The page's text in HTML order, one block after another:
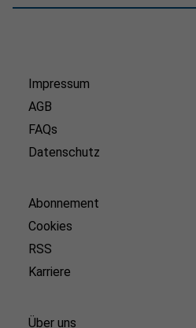
Impressum
AGB
FAQs
Datenschutz
Abonnement
Cookies
RSS
Karriere
Über uns